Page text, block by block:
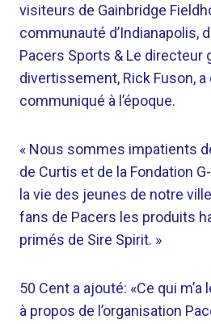
visiteurs de Gainbridge
communauté d’Indianapolis,
Pacers Sports & Le directeur
divertissement, Rick Fuson,
communiqué à l’époque.
« Nous sommes impatients
de Curtis et de la Fondation
la vie des jeunes de notre
fans de Pacers les produits
primés de Sire Spirit. »
50 Cent a ajouté: «Ce qui
à propos de l’organisation